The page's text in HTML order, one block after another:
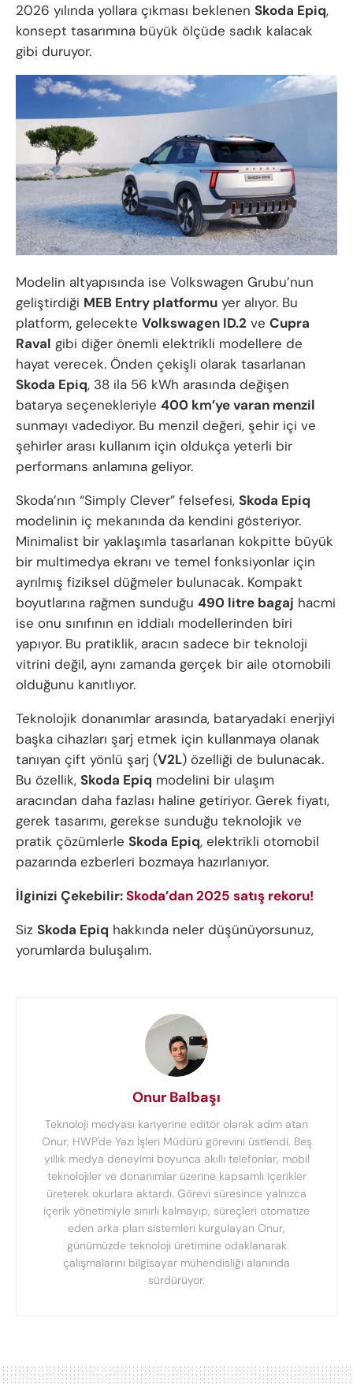
2026 yılında yollara çıkması beklenen Skoda Epiq,
konsept tasarımına büyük ölçüde sadık kalacak
gibi duruyor.
Modelin altyapısında ise Volkswagen Grubu’nun
geliştirdiği MEB Entry platformu yer alıyor. Bu
platform, gelecekte Volkswagen ID.2 ve Cupra
Raval gibi diğer önemli elektrikli modellere de
hayat verecek. Önden çekişli olarak tasarlanan
Skoda Epiq, 38 ila 56 kWh arasında değişen
batarya seçenekleriyle 400 km’ye varan menzil
sunmayı vadediyor. Bu menzil değeri, şehir içi ve
şehirler arası kullanım için oldukça yeterli bir
performans anlamına geliyor.
Skoda’nın “Simply Clever” felsefesi, Skoda Epiq
modelinin iç mekanında da kendini gösteriyor.
Minimalist bir yaklaşımla tasarlanan kokpitte büyük
bir multimedya ekranı ve temel fonksiyonlar için
ayrılmış fiziksel düğmeler bulunacak. Kompakt
boyutlarına rağmen sunduğu 490 litre bagaj hacmi
ise onu sınıfının en iddialı modellerinden biri
yapıyor. Bu pratiklik, aracın sadece bir teknoloji
vitrini değil, aynı zamanda gerçek bir aile otomobili
olduğunu kanıtlıyor.
Teknolojik donanımlar arasında, bataryadaki enerjiyi
başka cihazları şarj etmek için kullanmaya olanak
tanıyan çift yönlü şarj (V2L) özelliği de bulunacak.
Bu özellik, Skoda Epiq modelini bir ulaşım
aracından daha fazlası haline getiriyor. Gerek fiyatı,
gerek tasarımı, gerekse sunduğu teknolojik ve
pratik çözümlerle Skoda Epiq, elektrikli otomobil
pazarında ezberleri bozmaya hazırlanıyor.
İlginizi Çekebilir:Skoda’dan 2025 satış rekoru!
Siz Skoda Epiq hakkında neler düşünüyorsunuz,
yorumlarda buluşalım.
Onur Balbaşı
Teknoloji medyası kariyerine editör olarak adım atan
Onur, HWP'de Yazı İşleri Müdürü görevini üstlendi. Beş
yıllık medya deneyimi boyunca akıllı telefonlar, mobil
teknolojiler ve donanımlar üzerine kapsamlı içerikler
üreterek okurlara aktardı. Görevi süresince yalnızca
içerik yönetimiyle sınırlı kalmayıp, süreçleri otomatize
eden arka plan sistemleri kurgulayan Onur,
günümüzde teknoloji üretimine odaklanarak
çalışmalarını bilgisayar mühendisliği alanında
sürdürüyor.